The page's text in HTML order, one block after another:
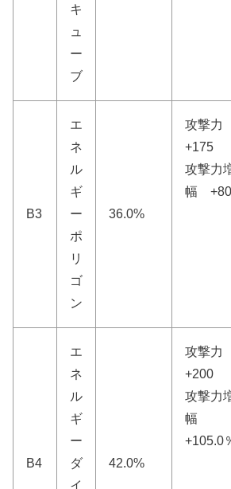
キ
ュ
ー
ブ
B3
エ
ネ
ル
ギ
ー
ポ
リ
ゴ
ン
36.0%
攻撃力
+175
攻撃力
幅
B4
エ
ネ
ル
ギ
ー
ダ
イ
42.0%
攻撃力
+200
攻撃力
幅
+105.0